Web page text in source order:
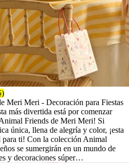
Meri Meri - Decoración para Fiestas
más divertida está por comenzar
Friends de Meri Meri! Si
única, llena de alegría y color, ¡esta
para ti! Con la colección Animal
se sumergirán en un mundo de
y decoraciones súper…